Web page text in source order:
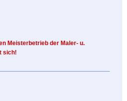
Meisterbetrieb der Maler- u.
sich!